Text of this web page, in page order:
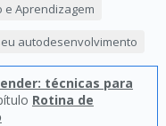
e Aprendizagem
autodesenvolvimento
técnicas para
Rotina de